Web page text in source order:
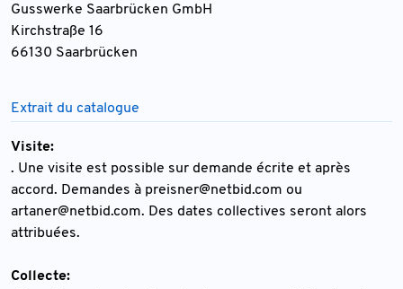
Gusswerke Saarbrücken GmbH
Kirchstraße 16
66130 Saarbrücken
Extrait du catalogue
Visite:
. Une visite est possible sur demande écrite et après
accord. Demandes à preisner@netbid.com ou
artaner@netbid.com. Des dates collectives seront alors
attribuées.
Collecte: